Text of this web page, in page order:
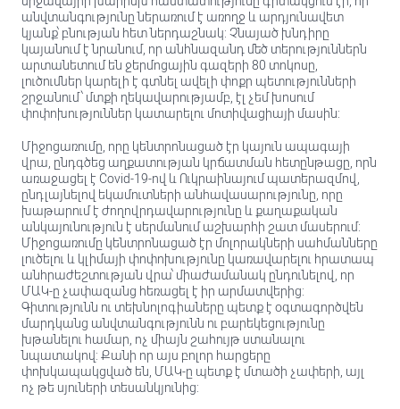
անվտանգությունը ներառում է առողջ և արդյունավետ
կյանք՝ բնության հետ ներդաշնակ: Չնայած խնդիրը
կայանում է նրանում, որ անհնազանդ մեծ տերություններն
արտանետում են ջերմոցային գազերի 80 տոկոսը,
լուծումներ կարելի է գտնել ավելի փոքր պետությունների
շրջանում՝ մտքի ղեկավարությամբ, էլ չեմ խոսում
փոփոխություններ կատարելու մոտիվացիայի մասին:
Միջոցառումը, որը կենտրոնացած էր կայուն ապագայի
վրա, ընդգծեց աղքատության կրճատման հետընթացը, որն
առաջացել է Covid-19-ով և Ուկրաինայում պատերազմով,
ընդլայնելով եկամուտների անհավասարությունը, որը
խաթարում է ժողովրդավարությունը և քաղաքական
անկայունություն է սերմանում աշխարհի շատ մասերում:
Միջոցառումը կենտրոնացած էր մոլորակների սահմանները
լուծելու և կլիմայի փոփոխությունը կառավարելու հրատապ
անհրաժեշտության վրա՝ միաժամանակ ընդունելով, որ
ՄԱԿ-ը չափազանց հեռացել է իր արմատվերից:
Գիտությունն ու տեխնոլոգիաները պետք է օգտագործվեն
մարդկանց անվտանգությունն ու բարեկեցությունը
խթանելու համար, ոչ միայն շահույթ ստանալու
նպատակով: Քանի որ այս բոլոր հարցերը
փոխկապակցված են, ՄԱԿ-ը պետք է մտածի չափերի, այլ
ոչ թե սյուների տեսանկյունից: